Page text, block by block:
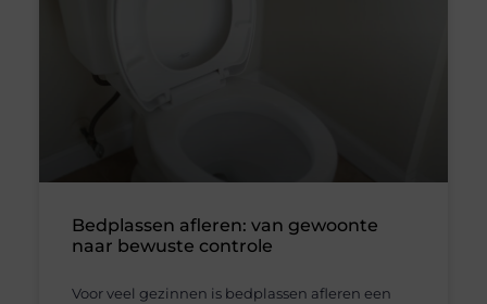
Bedplassen afleren: van gewoonte
naar bewuste controle
Voor veel gezinnen is bedplassen afleren een